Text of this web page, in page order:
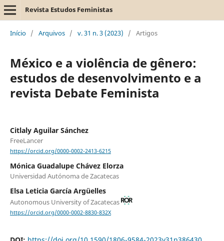
Revista Estudos Feministas
Início / Arquivos / v. 31 n. 3 (2023) / Artigos
México e a violência de gênero:
estudos de desenvolvimento e a
revista Debate Feminista
Citlaly Aguilar Sánchez
FreeLancer
https://orcid.org/0000-0002-2413-6215
Mónica Guadalupe Chávez Elorza
Universidad Autónoma de Zacatecas
Elsa Leticia García Argüelles
Autonomous University of Zacatecas
https://orcid.org/0000-0002-8830-832X